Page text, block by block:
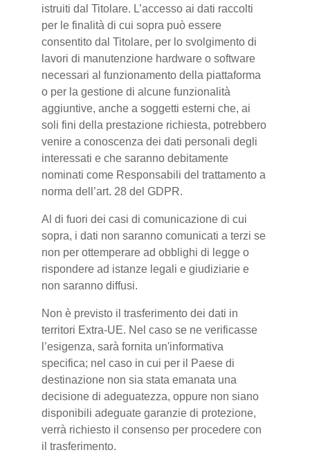
istruiti dal Titolare. L’accesso ai dati raccolti
per le finalità di cui sopra può essere
consentito dal Titolare, per lo svolgimento di
lavori di manutenzione hardware o software
necessari al funzionamento della piattaforma
o per la gestione di alcune funzionalità
aggiuntive, anche a soggetti esterni che, ai
soli fini della prestazione richiesta, potrebbero
venire a conoscenza dei dati personali degli
interessati e che saranno debitamente
nominati come Responsabili del trattamento a
norma dell’art. 28 del GDPR.
Al di fuori dei casi di comunicazione di cui
sopra, i dati non saranno comunicati a terzi se
non per ottemperare ad obblighi di legge o
rispondere ad istanze legali e giudiziarie e
non saranno diffusi.
Non è previsto il trasferimento dei dati in
territori Extra-UE. Nel caso se ne verificasse
l’esigenza, sarà fornita un'informativa
specifica; nel caso in cui per il Paese di
destinazione non sia stata emanata una
decisione di adeguatezza, oppure non siano
disponibili adeguate garanzie di protezione,
verrà richiesto il consenso per procedere con
il trasferimento.